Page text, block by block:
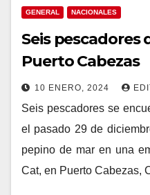
GENERAL NACIONALES
Seis pescadores
Puerto Cabezas
10 ENERO, 2024
Seis pescadores se
el pasado 29 de
pepino de mar en una
Cat, en Puerto Cabezas,